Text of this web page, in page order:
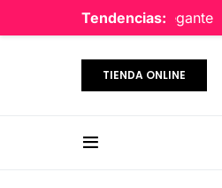
Tendencias:
perfume limpio y elegante
TIENDA ONLINE